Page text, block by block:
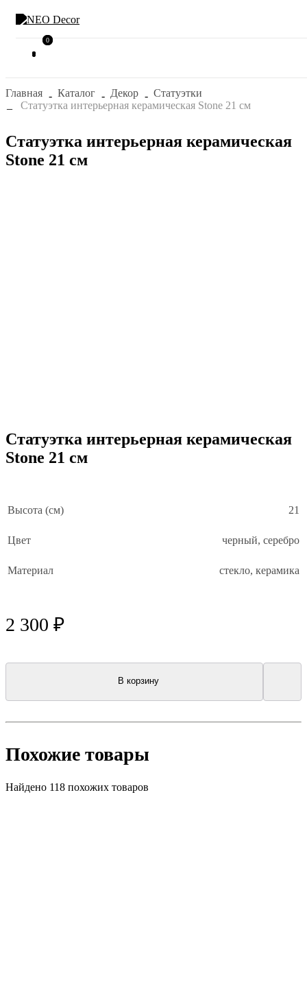
0
0
Главная Каталог Декор
Статуэтки
Статуэтка интерьерная керамическая Stone 21 см
Статуэтка интерьерная керамическая
Stone 21 см
Статуэтка интерьерная керамическая
Stone 21 см
Высота (см) 21
Цвет черный, серебро
Материал стекло, керамика
2 300 ₽
В корзину
Похожие товары
Найдено 118 похожих товаров